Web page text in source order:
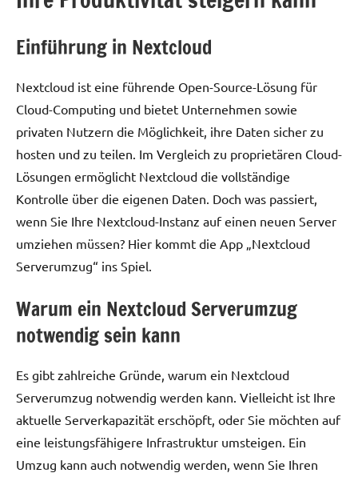
Einführung in Nextcloud
Nextcloud ist eine führende Open-Source-Lösung für
Cloud-Computing und bietet Unternehmen sowie
privaten Nutzern die Möglichkeit, ihre Daten sicher zu
hosten und zu teilen. Im Vergleich zu proprietären Cloud-
Lösungen ermöglicht Nextcloud die vollständige
Kontrolle über die eigenen Daten. Doch was passiert,
wenn Sie Ihre Nextcloud-Instanz auf einen neuen Server
umziehen müssen? Hier kommt die App „Nextcloud
Serverumzug“ ins Spiel.
Warum ein Nextcloud Serverumzug
notwendig sein kann
Es gibt zahlreiche Gründe, warum ein Nextcloud
Serverumzug notwendig werden kann. Vielleicht ist Ihre
aktuelle Serverkapazität erschöpft, oder Sie möchten auf
eine leistungsfähigere Infrastruktur umsteigen. Ein
Umzug kann auch notwendig werden, wenn Sie Ihren